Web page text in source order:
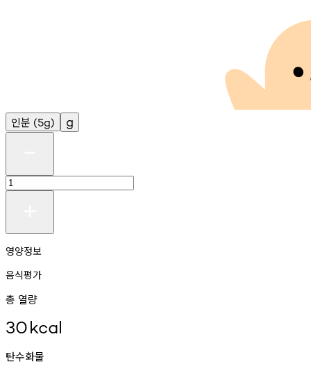
인분 (5g) g
영양정보
음식평가
총 열량
30kcal
탄수화물